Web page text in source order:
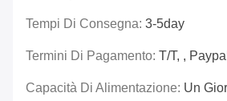
Tempi Di Consegna: 3-5day
Termini Di Pagamento: T/T, , Paypal
Capacità Di Alimentazione: Un